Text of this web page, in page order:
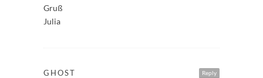
Gruß
Julia
Reply
GHOST